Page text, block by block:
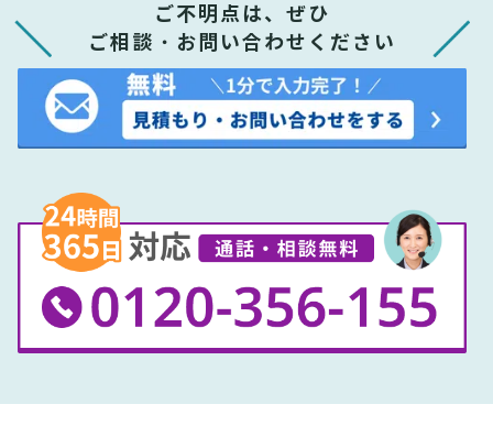
ご不明点は、ぜひ
ご相談・お問い合わせください